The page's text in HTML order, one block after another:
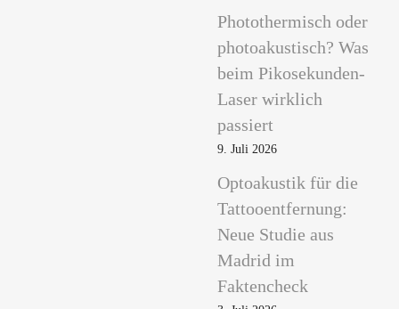
Photothermisch oder
photoakustisch? Was
beim Pikosekunden-
Laser wirklich
passiert
9. Juli 2026
Optoakustik für die
Tattooentfernung:
Neue Studie aus
Madrid im
Faktencheck